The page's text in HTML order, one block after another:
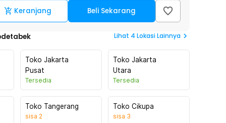
Keranjang Beli Sekarang
Lihat 4 Lokasi Lainnya
Toko Jakarta
Pusat
Tersedia
Toko Jakarta
Utara
Tersedia
Toko Tangerang
sisa 2
Toko Cikupa
sisa 3